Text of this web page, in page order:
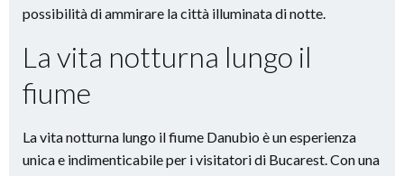
possibilità di ammirare la città illuminata di notte.
La vita notturna lungo il
fiume
La vita notturna lungo il fiume Danubio è un esperienza
unica e indimenticabile per i visitatori di Bucarest. Con una